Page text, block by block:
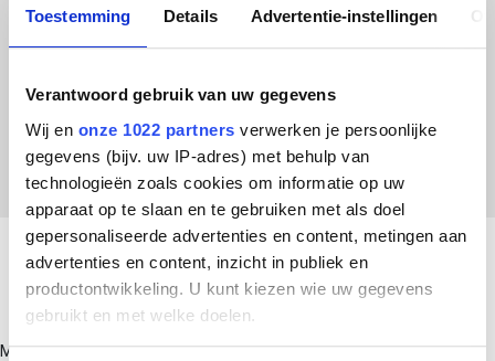
Toestemming Details Advertentie-instellingen
Verantwoord gebruik van uw gegevens
Wij en onze 1022 partners verwerken je persoonlijke
gegevens (bijv. uw IP-adres) met behulp van
technologieën zoals cookies om informatie op uw
apparaat op te slaan en te gebruiken met als doel
gepersonaliseerde advertenties en content, metingen aan
advertenties en content, inzicht in publiek en
productontwikkeling. U kunt kiezen wie uw gegevens
gebruikt en met welke doelen.
GWU 90 TEGENPLAATJE
EC000455 - Fixeerplaat voor beugelklem
Download productsheet
Technische gegevens
Model